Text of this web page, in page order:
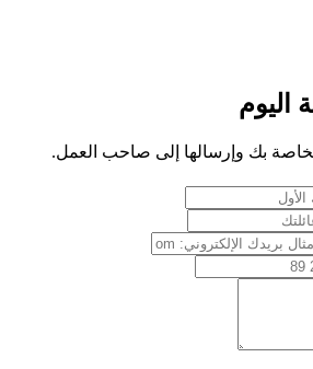
اليوم
بك وإرسالها إلى صاحب العمل.